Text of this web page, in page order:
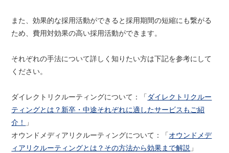
また、効果的な採用活動ができると採用期間の短縮にも繋がる
ため、費用対効果の高い採用活動ができます。
それぞれの手法について詳しく知りたい方は下記を参考にして
ください。
ダイレクトリクルーティングについて：「 ダイレクトリクルー
ティングとは？新卒・中途それぞれに適したサービスもご紹
介！
」
オウンドメディアリクルーティングについて：「オウンドメデ
ィアリクルーティングとは？その方法から効果まで解説 」